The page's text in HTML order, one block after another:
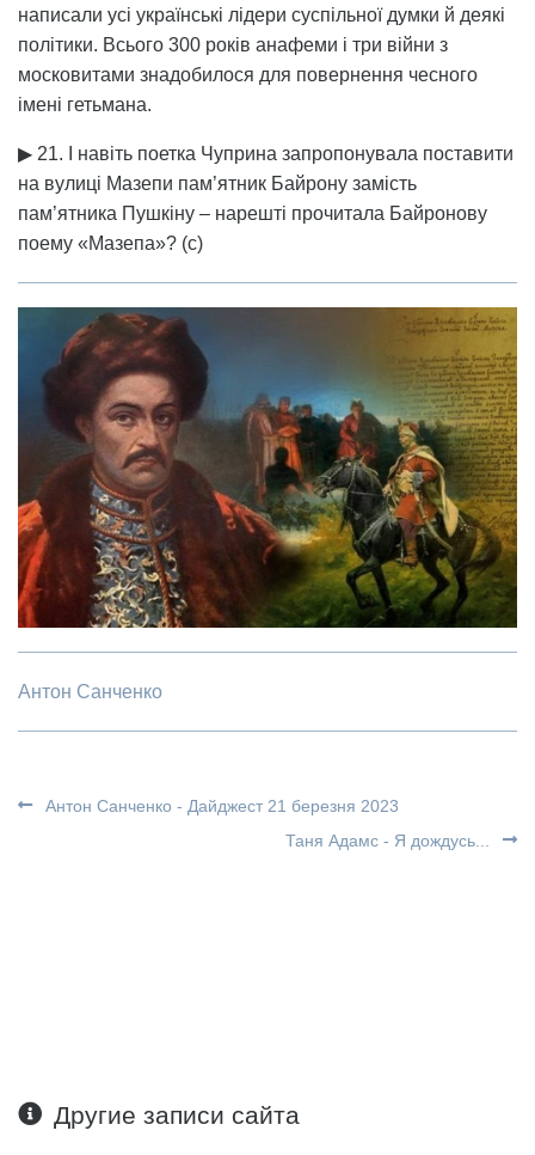
написали усі українські лідери суспільної думки й деякі
політики. Всього 300 років анафеми і три війни з
московитами знадобилося для повернення чесного
імені гетьмана.
▶ 21. І навіть поетка Чуприна запропонувала поставити
на вулиці Мазепи пам’ятник Байрону замість
пам’ятника Пушкіну – нарешті прочитала Байронову
поему «Мазепа»? (с)
Антон Санченко
Антон Санченко - Дайджест 21 березня 2023
Таня Адамс - Я дождусь...
Другие записи сайта